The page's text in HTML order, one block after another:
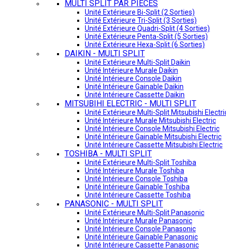
MULTI SPLIT PAR PIECES
Unité Extérieure Bi-Split (2 Sorties)
Unité Extérieure Tri-Split (3 Sorties)
Unité Extérieure Quadri-Split (4 Sorties)
Unité Extérieure Penta-Split (5 Sorties)
Unité Extérieure Hexa-Split (6 Sorties)
DAIKIN - MULTI SPLIT
Unité Extérieure Multi-Split Daikin
Unité Intérieure Murale Daikin
Unité Intérieure Console Daikin
Unité Intérieure Gainable Daikin
Unité Intérieure Cassette Daikin
MITSUBIHI ELECTRIC - MULTI SPLIT
Unité Extérieure Multi-Split Mitsubishi
Unité Intérieure Murale Mitsubishi Electric
Unité Intérieure Console Mitsubishi Electric
Unité Intérieure Gainable Mitsubishi Electric
Unité Intérieure Cassette Mitsubishi Electric
TOSHIBA - MULTI SPLIT
Unité Extérieure Multi-Split Toshiba
Unité Intérieure Murale Toshiba
Unité Intérieure Console Toshiba
Unité Intérieure Gainable Toshiba
Unité Intérieure Cassette Toshiba
PANASONIC - MULTI SPLIT
Unité Extérieure Multi-Split Panasonic
Unité Intérieure Murale Panasonic
Unité Intérieure Console Panasonic
Unité Intérieure Gainable Panasonic
Unité Intérieure Cassette Panasonic